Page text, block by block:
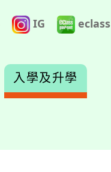
IG eclass
入學及升學